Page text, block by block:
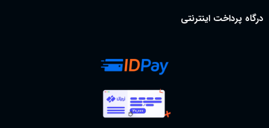
درگاه پرداخت اینترنتی